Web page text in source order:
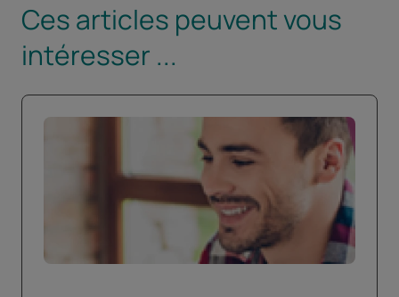
Ces articles peuvent vous
intéresser ...